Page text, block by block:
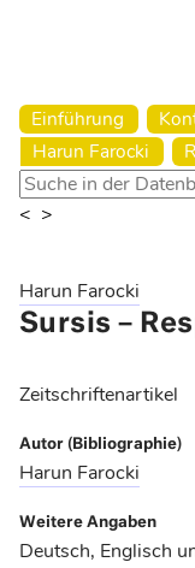
Einführung
Harun Farocki
< >
Harun Farocki
Sursis –
Zeitschriftenartikel
Autor (Bibliographie)
Harun Farocki
Weitere Angaben
Deutsch, Englisch